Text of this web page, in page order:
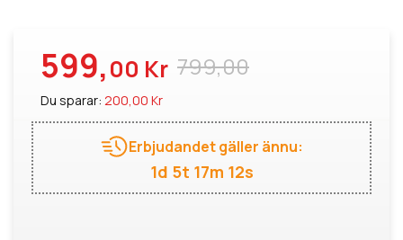
799,00
599,00 Kr
Du sparar: 200,00 Kr
Erbjudandet gäller ännu:
1d 5t 17m 12s